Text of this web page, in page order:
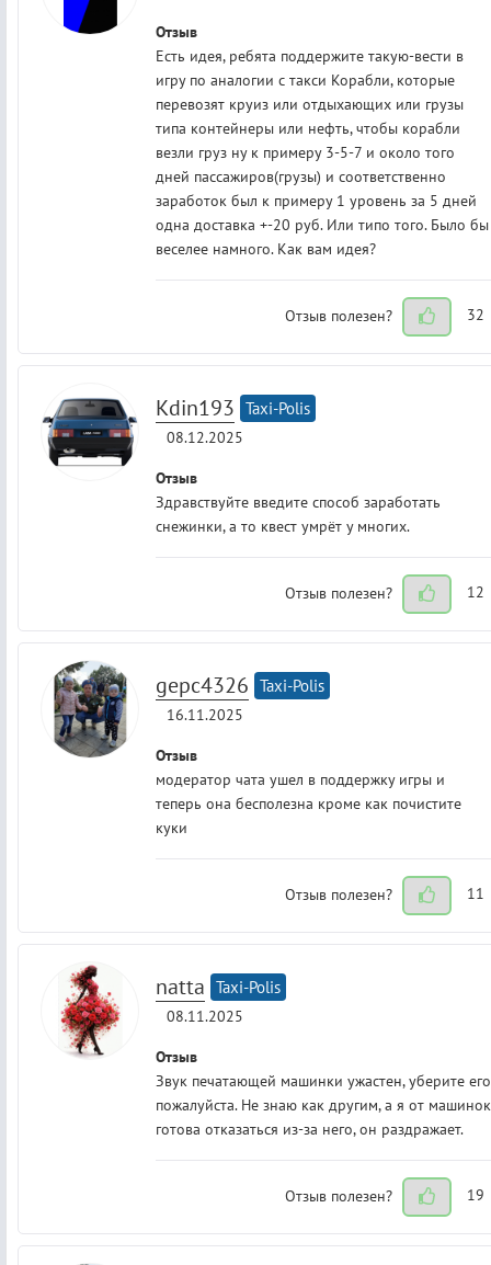
Отзыв
Есть идея, ребята поддержите такую-вести в
игру по аналогии с такси Корабли, которые
перевозят круиз или отдыхающих или грузы
типа контейнеры или нефть, чтобы корабли
везли груз ну к примеру 3-5-7 и около того
дней пассажиров(грузы) и соответственно
заработок был к примеру 1 уровень за 5 дней
одна доставка +-20 руб. Или типо того. Было бы
веселее намного. Как вам идея?
Отзыв полезен? 32
Kdin193 Taxi-Polis
08.12.2025
Отзыв
Здравствуйте введите способ заработать
снежинки, а то квест умрёт у многих.
Отзыв полезен? 12
gepc4326 Taxi-Polis
16.11.2025
Отзыв
модератор чата ушел в поддержку игры и
теперь она бесполезна кроме как почистите
куки
Отзыв полезен? 11
natta Taxi-Polis
08.11.2025
Отзыв
Звук печатающей машинки ужастен, уберите его
пожалуйста. Не знаю как другим, а я от машинок
готова отказаться из-за него, он раздражает.
Отзыв полезен? 19